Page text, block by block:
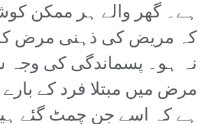
ہے۔ گھر والے ہر ممکن
کہ مریض کی ذہنی مرض
نہ ہو۔ پسماندگی کی
مرض میں مبتلا فرد کے بارے
ہے کہ اسے جن چمٹ گئے